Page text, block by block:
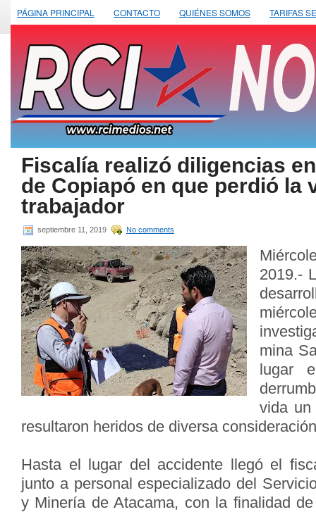
PÁGINA PRINCIPAL CONTACTO QUIÉNES SOMOS TARIFAS
Fiscalía realizó diligencias
de Copiapó en que perdió la
trabajador
septiembre 11, 2019 No comments
2019.-
mina
lugar
vida un
resultaron heridos de diversa
Hasta el lugar del accidente llegó el
junto a personal especializado del
y Minería de Atacama, con la finalidad